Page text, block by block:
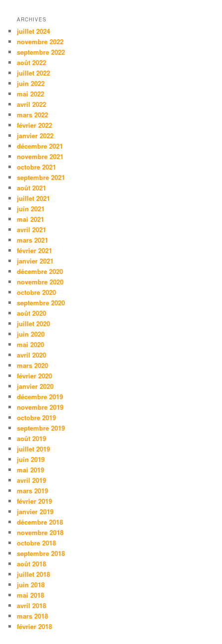
ARCHIVES
juillet 2024
novembre 2022
septembre 2022
août 2022
juillet 2022
juin 2022
mai 2022
avril 2022
mars 2022
février 2022
janvier 2022
décembre 2021
novembre 2021
octobre 2021
septembre 2021
août 2021
juillet 2021
juin 2021
mai 2021
avril 2021
mars 2021
février 2021
janvier 2021
décembre 2020
novembre 2020
octobre 2020
septembre 2020
août 2020
juillet 2020
juin 2020
mai 2020
avril 2020
mars 2020
février 2020
janvier 2020
décembre 2019
novembre 2019
octobre 2019
septembre 2019
août 2019
juillet 2019
juin 2019
mai 2019
avril 2019
mars 2019
février 2019
janvier 2019
décembre 2018
novembre 2018
octobre 2018
septembre 2018
août 2018
juillet 2018
juin 2018
mai 2018
avril 2018
mars 2018
février 2018